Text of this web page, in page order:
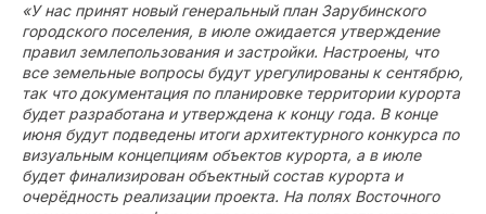
«У нас принят новый генеральный план Зарубинского
городского поселения, в июле ожидается утверждение
правил землепользования и застройки. Настроены, что
все земельные вопросы будут урегулированы к сентябрю,
так что документация по планировке территории курорта
будет разработана и утверждена к концу года. В конце
июня будут подведены итоги архитектурного конкурса по
визуальным концепциям объектов курорта, а в июле
будет финализирован объектный состав курорта и
очерёдность реализации проекта. На полях Восточного